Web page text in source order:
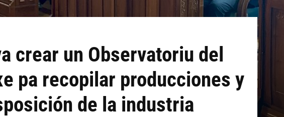
crear un Observatoriu del
pa recopilar producciones y
de la industria